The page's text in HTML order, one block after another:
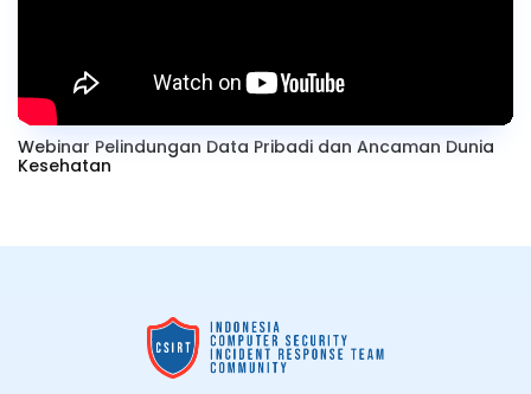
Webinar Pelindungan Data Pribadi dan Ancaman Dunia
Kesehatan